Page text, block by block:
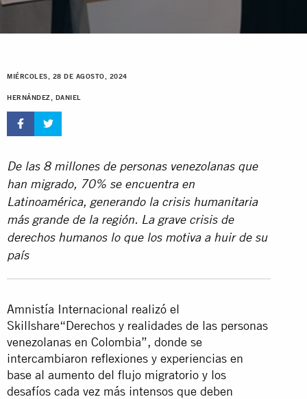
MIÉRCOLES, 28 DE AGOSTO, 2024
HERNÁNDEZ, DANIEL
De las 8 millones de personas venezolanas que
han migrado, 70% se encuentra en
Latinoamérica, generando la crisis humanitaria
más grande de la región. La grave crisis de
derechos humanos lo que los motiva a huir de su
país
Amnistía Internacional realizó el
Skillshare“Derechos y realidades de las personas
venezolanas en Colombia”, donde se
intercambiaron reflexiones y experiencias en
base al aumento del flujo migratorio y los
desafíos cada vez más intensos que deben